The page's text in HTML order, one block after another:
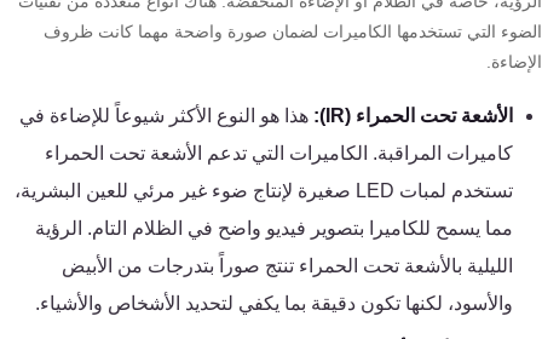
التي تستخدمها الكاميرات لضمان صورة واضحة مهما كانت ظروف
الأشعة تحت الحمراء (IR):
هذا هو النوع الأكثر شيوعاً للإضاءة في
كاميرات المراقبة. الكاميرات التي تدعم الأشعة تحت الحمراء
تستخدم لمبات LED صغيرة لإنتاج ضوء غير مرئي للعين البشرية،
مما يسمح للكاميرا بتصوير فيديو واضح في الظلام التام. الرؤية
الليلية بالأشعة تحت الحمراء تنتج صوراً بتدرجات من الأبيض
والأسود، لكنها تكون دقيقة بما يكفي لتحديد الأشخاص والأشياء.
الحضور
والانصراف
تقوية
شبكات